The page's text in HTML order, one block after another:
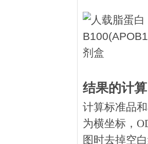
结果的计算
计算标准品
为横坐标，
图时去掉空